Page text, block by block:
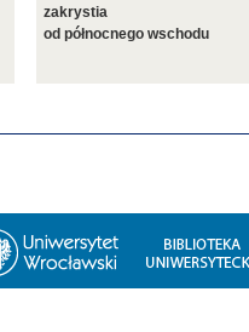
zakrystia
od północnego wschodu